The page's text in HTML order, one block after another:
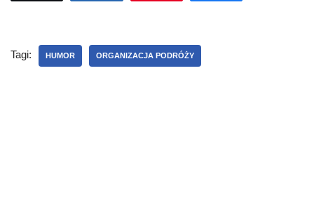
Tagi: HUMOR ORGANIZACJA PODRÓŻY